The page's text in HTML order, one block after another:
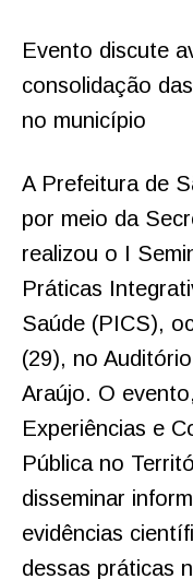
Evento discute
consolidação
no município
A Prefeitura de
por meio da
realizou o I
Práticas
Saúde (PICS),
(29), no
Araújo. O
Experiências e
Pública no
disseminar
evidências
dessas práticas